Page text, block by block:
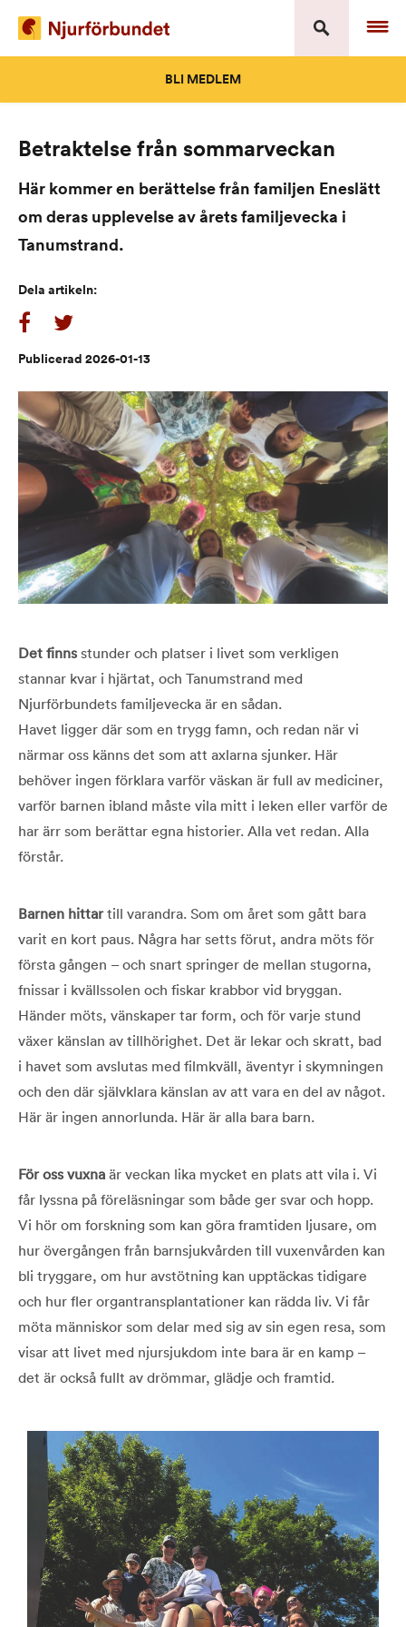
content
BLI MEDLEM
Betraktelse från sommarveckan
Här kommer en berättelse från familjen Eneslätt
om deras upplevelse av årets familje­vecka i
Tanumstrand.
Dela artikeln:
Publicerad 2026-01-13
Det finns stunder och platser i livet som verkligen
stannar kvar i hjärtat, och Tanumstrand med
Njurförbundets familjevecka är en sådan.
Havet ligger där som en trygg famn, och redan när vi
närmar oss känns det som att axlarna sjunker. Här
behöver ingen förklara varför väskan är full av mediciner,
varför barnen ibland måste vila mitt i leken eller varför de
har ärr som berättar egna historier. Alla vet redan. Alla
förstår.
Barnen hittartill varandra. Som om året som gått bara
varit en kort paus. Några har setts förut, andra möts för
första gången – och snart springer de mellan stugorna,
fnissar i kvällssolen och fiskar krabbor vid bryggan.
Händer möts, vänskaper tar form, och för varje stund
växer känslan av tillhörighet. Det är lekar och skratt, bad
i havet som avslutas med filmkväll, äventyr i skymningen
och den där självklara känslan av att vara en del av något.
Här är ingen annorlunda. Här är alla bara barn.
För oss vuxna är veckan lika mycket en plats att vila i. Vi
får lyssna på föreläsningar som både ger svar och hopp.
Vi hör om forskning som kan göra framtiden ljusare, om
hur övergången från barnsjukvården till vuxenvården kan
bli tryggare, om hur avstötning kan upptäckas tidigare
och hur fler organtransplantationer kan rädda liv. Vi får
möta människor som delar med sig av sin egen resa, som
visar att livet med njursjukdom inte bara är en kamp –
det är också fullt av drömmar, glädje och framtid.